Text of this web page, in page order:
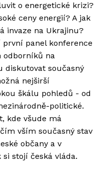
o energetické krizi?
ceny energií? A jak
invaze na Ukrajinu?
první panel konference
odborníků na
diskutovat současný
nejširší
škálu pohledů - od
politické.
kde všude má
vším současný stav
občany a v
stojí česká vláda.